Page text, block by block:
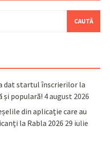
dat startul înscrierilor la
și populară! 4 august 2026
din aplicație care au
la Rabla 2026 29 iulie